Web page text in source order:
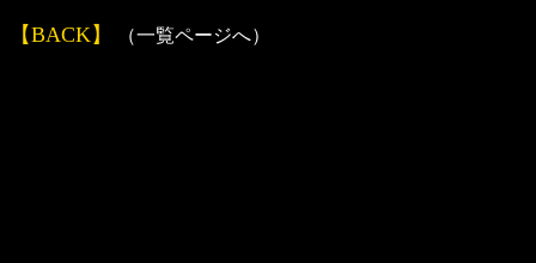
【BACK】 （一覧ページへ）